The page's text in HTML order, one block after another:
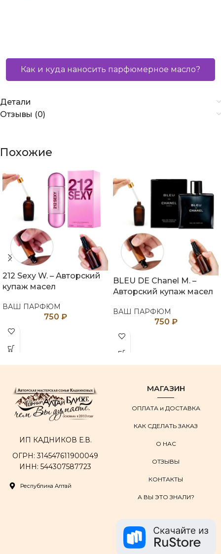
Как и куда наносить парфюмерное масло?
Детали
Отзывы (0)
Похожие
212 Sexy W. – Авторский
купаж масел
ВАШ ПАРФЮМ
750 ₽
BLEU DE Chanel M. –
Авторский купаж масел
ВАШ ПАРФЮМ
750 ₽
ИП КАДНИКОВ Е.В.
ОГРН: 314547611900049
ИНН: 544307587723
Республика Алтай
МАГАЗИН
ОПЛАТА и ДОСТАВКА
КАК СДЕЛАТЬ ЗАКАЗ
О НАС
ОТЗЫВЫ
КОНТАКТЫ
А ВЫ ЭТО ЗНАЛИ?